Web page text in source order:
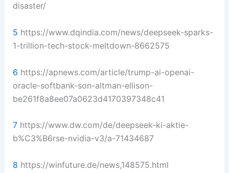
disaster/
5 https://www.dqindia.com/news/deepseek-sparks-
1-trillion-tech-stock-meltdown-8662575
6 https://apnews.com/article/trump-ai-openai-
oracle-softbank-son-altman-ellison-
be261f8a8ee07a0623d4170397348c41
7https://www.dw.com/de/deepseek-ki-aktie-
b%C3%B6rse-nvidia-v3/a-71434687
8 https://winfuture.de/news,148575.html